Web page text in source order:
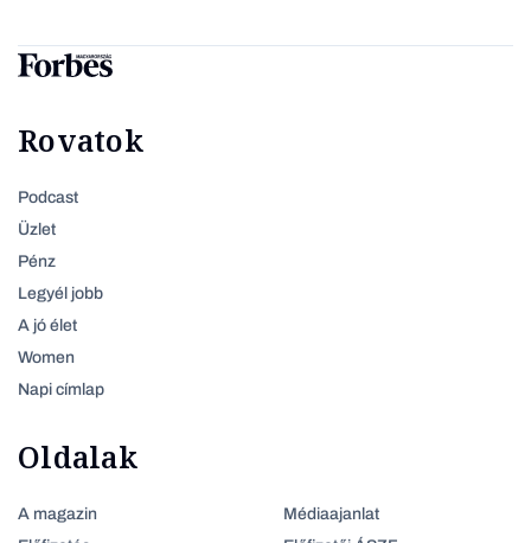
Rovatok
Podcast
Üzlet
Pénz
Legyél jobb
A jó élet
Women
Napi címlap
Oldalak
A magazin
Médiaajanlat